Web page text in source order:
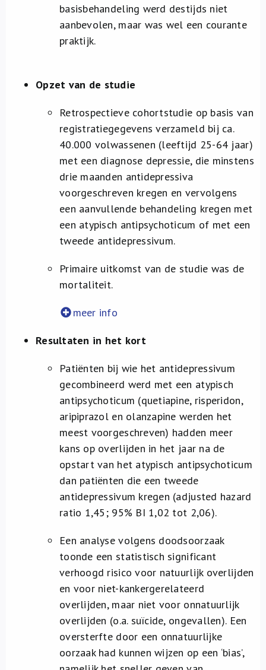
basisbehandeling werd destijds niet
aanbevolen, maar was wel een courante
praktijk.
Opzet van de studie
Retrospectieve cohortstudie op basis van
registratiegegevens verzameld bij ca.
40.000 volwassenen (leeftijd 25-64 jaar)
met een diagnose depressie, die minstens
drie maanden antidepressiva
voorgeschreven kregen en vervolgens
een aanvullende behandeling kregen met
een atypisch antipsychoticum of met een
tweede antidepressivum.
Primaire uitkomst van de studie was de
mortaliteit.
meer info
Resultaten in het kort
Patiënten bij wie het antidepressivum
gecombineerd werd met een atypisch
antipsychoticum (quetiapine, risperidon,
aripiprazol en olanzapine werden het
meest voorgeschreven) hadden meer
kans op overlijden in het jaar na de
opstart van het atypisch antipsychoticum
dan patiënten die een tweede
antidepressivum kregen (adjusted hazard
ratio 1,45; 95% BI 1,02 tot 2,06).
Een analyse volgens doodsoorzaak
toonde een statistisch significant
verhoogd risico voor natuurlijk overlijden
en voor niet-kankergerelateerd
overlijden, maar niet voor onnatuurlijk
overlijden (o.a. suïcide, ongevallen). Een
oversterfte door een onnatuurlijke
oorzaak had kunnen wijzen op een ‘bias’,